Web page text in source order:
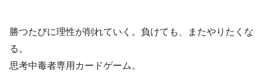
勝つたびに理性が削れていく。負けても、またやりたくな
る。
思考中毒者専用カードゲーム。